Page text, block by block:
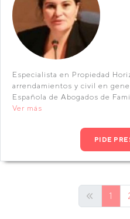
Especialista en Propiedad
arrendamientos y civil en
Española de Abogados de
Ver más
PIDE
1